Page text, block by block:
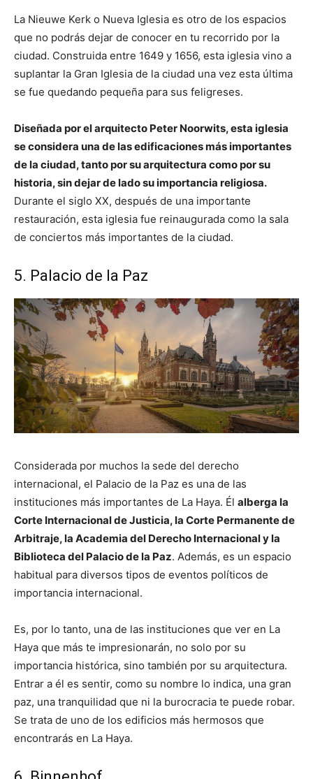
La Nieuwe Kerk o Nueva Iglesia es otro de los espacios
que no podrás dejar de conocer en tu recorrido por la
ciudad. Construida entre 1649 y 1656, esta iglesia vino a
suplantar la Gran Iglesia de la ciudad una vez esta última
se fue quedando pequeña para sus feligreses.
Diseñada por el arquitecto Peter Noorwits, esta iglesia
se considera una de las edificaciones más importantes
de la ciudad, tanto por su arquitectura como por su
historia, sin dejar de lado su importancia religiosa.
Durante el siglo XX, después de una importante
restauración, esta iglesia fue reinaugurada como la sala
de conciertos más importantes de la ciudad.
5. Palacio de la Paz
Considerada por muchos la sede del derecho
internacional, el Palacio de la Paz es una de las
instituciones más importantes de La Haya. Él alberga la
Corte Internacional de Justicia, la Corte Permanente de
Arbitraje, la Academia del Derecho Internacional y la
Biblioteca del Palacio de la Paz. Además, es un espacio
habitual para diversos tipos de eventos políticos de
importancia internacional.
Es, por lo tanto, una de las instituciones que ver en La
Haya que más te impresionarán, no solo por su
importancia histórica, sino también por su arquitectura.
Entrar a él es sentir, como su nombre lo indica, una gran
paz, una tranquilidad que ni la burocracia te puede robar.
Se trata de uno de los edificios más hermosos que
encontrarás en La Haya.